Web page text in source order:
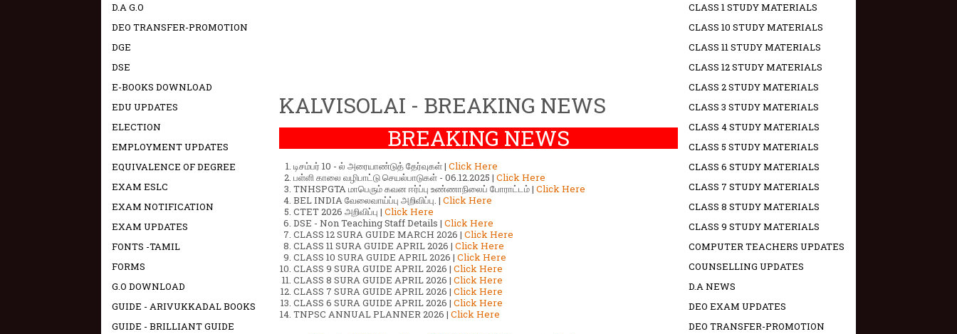
KALVISOLAI - BREAKING NEWS
BREAKING NEWS
டிசம்பர் 10 - ல் அரையாண்டுத் தேர்வுகள் | Click Here
பள்ளி காலை வழிபாட்டு செயல்பாடுகள் - 06.12.2025 | Click Here
TNHSPGTA மாபெரும் கவன ஈர்ப்பு உண்ணாநிலைப் போராட்டம் | Click Here
BEL INDIA வேலைவாய்ப்பு அறிவிப்பு. | Click Here
CTET 2026 அறிவிப்பு | Click Here
DSE - Non Teaching Staff Details | Click Here
CLASS 12 SURA GUIDE MARCH 2026 | Click Here
CLASS 11 SURA GUIDE APRIL 2026 | Click Here
CLASS 10 SURA GUIDE APRIL 2026 | Click Here
CLASS 9 SURA GUIDE APRIL 2026 | Click Here
CLASS 8 SURA GUIDE APRIL 2026 | Click Here
CLASS 7 SURA GUIDE APRIL 2026 | Click Here
CLASS 6 SURA GUIDE APRIL 2026 | Click Here
TNPSC ANNUAL PLANNER 2026 | Click Here
D.A G.O
DEO TRANSFER-PROMOTION
DGE
DSE
E-BOOKS DOWNLOAD
EDU UPDATES
ELECTION
EMPLOYMENT UPDATES
EQUIVALENCE OF DEGREE
EXAM ESLC
EXAM NOTIFICATION
EXAM UPDATES
FONTS -TAMIL
FORMS
G.O DOWNLOAD
GUIDE - ARIVUKKADAL BOOKS
GUIDE - BRILLIANT GUIDE
CLASS 1 STUDY MATERIALS
CLASS 10 STUDY MATERIALS
CLASS 11 STUDY MATERIALS
CLASS 12 STUDY MATERIALS
CLASS 2 STUDY MATERIALS
CLASS 3 STUDY MATERIALS
CLASS 4 STUDY MATERIALS
CLASS 5 STUDY MATERIALS
CLASS 6 STUDY MATERIALS
CLASS 7 STUDY MATERIALS
CLASS 8 STUDY MATERIALS
CLASS 9 STUDY MATERIALS
COMPUTER TEACHERS UPDATES
COUNSELLING UPDATES
D.A NEWS
DEO EXAM UPDATES
DEO TRANSFER-PROMOTION